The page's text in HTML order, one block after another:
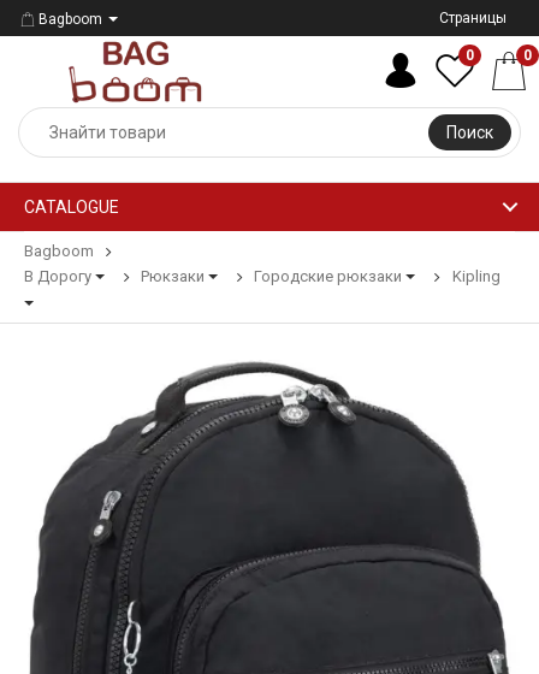
Bagboom Страницы
Поиск
0 0
CATALOGUE
Bagboom
В Дорогу
Рюкзаки Городские рюкзаки Kipling